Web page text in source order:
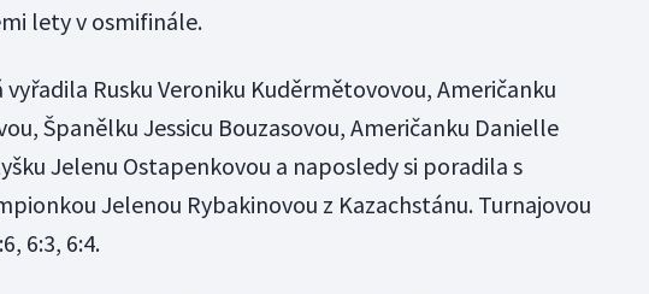
lety v osmifinále.
vyřadila Rusku Veroniku Kuděrmětovovou, Američanku
Španělku Jessicu Bouzasovou, Američanku Danielle
Jelenu Ostapenkovou a naposledy si poradila s
Jelenou Rybakinovou z Kazachstánu. Turnajovou
6:3, 6:4.